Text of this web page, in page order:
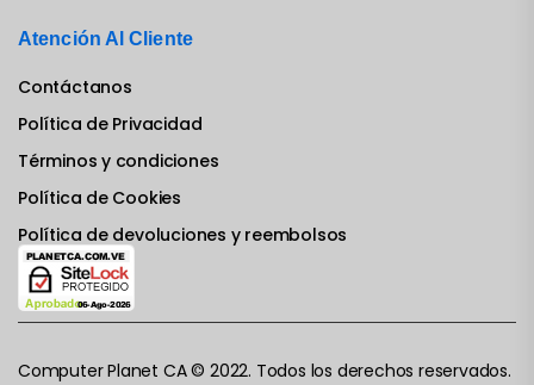
Atención Al Cliente
Contáctanos
Política de Privacidad
Términos y condiciones
Política de Cookies
Política de devoluciones y reembolsos
Computer Planet CA © 2022. Todos los derechos reservados.